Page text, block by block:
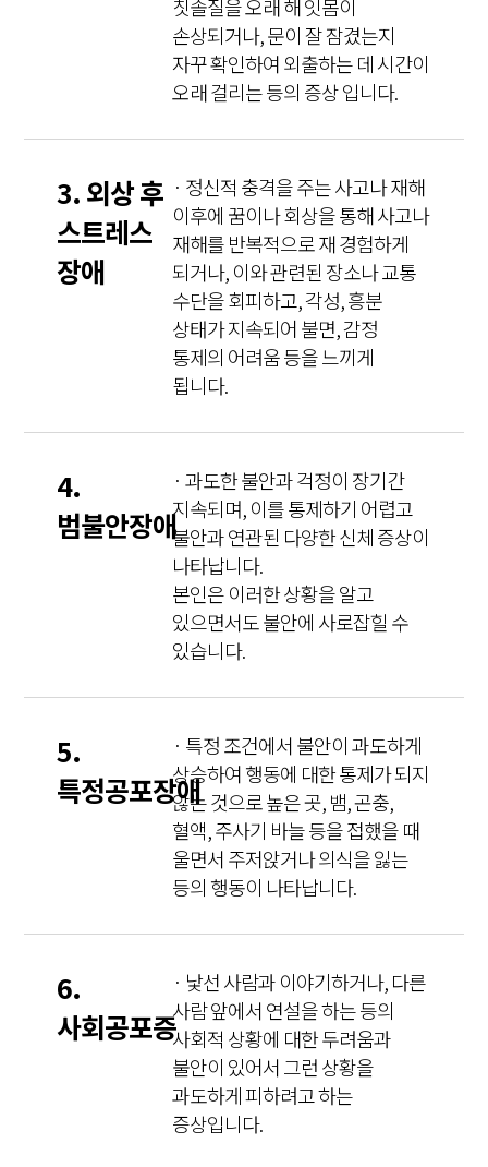
칫솔질을 오래 해 잇몸이
손상되거나, 문이 잘 잠겼는지
자꾸 확인하여 외출하는 데 시간이
오래 걸리는 등의 증상 입니다.
3. 외상 후
스트레스
장애
· 정신적 충격을 주는 사고나 재해
이후에 꿈이나 회상을 통해 사고나
재해를 반복적으로 재 경험하게
되거나, 이와 관련된 장소나 교통
수단을 회피하고, 각성, 흥분
상태가 지속되어 불면, 감정
통제의 어려움 등을 느끼게
됩니다.
4.
범불안장애
· 과도한 불안과 걱정이 장기간
지속되며, 이를 통제하기 어렵고
불안과 연관된 다양한 신체 증상이
나타납니다.
본인은 이러한 상황을 알고
있으면서도 불안에 사로잡힐 수
있습니다.
5.
특정공포장애
· 특정 조건에서 불안이 과도하게
상승하여 행동에 대한 통제가 되지
않는 것으로 높은 곳, 뱀, 곤충,
혈액, 주사기 바늘 등을 접했을 때
울면서 주저앉거나 의식을 잃는
등의 행동이 나타납니다.
6.
사회공포증
· 낯선 사람과 이야기하거나, 다른
사람 앞에서 연설을 하는 등의
사회적 상황에 대한 두려움과
불안이 있어서 그런 상황을
과도하게 피하려고 하는
증상입니다.